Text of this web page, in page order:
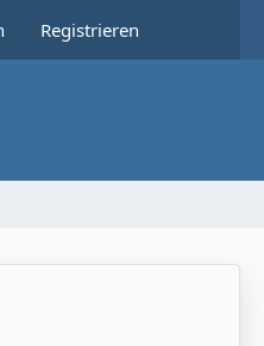
Registrieren